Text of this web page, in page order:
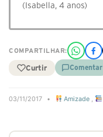
(Isabella, 4 anos)
COMPARTILHAR:
Curtir Comentar
03/11/2017 • Amizade ,